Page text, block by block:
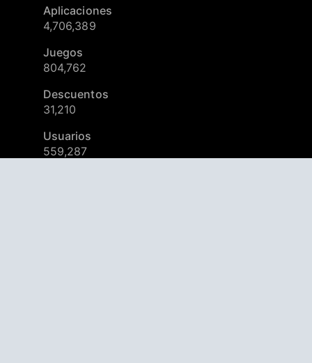
Aplicaciones
4,706,389
Juegos
804,762
Descuentos
31,210
Usuarios
559,287